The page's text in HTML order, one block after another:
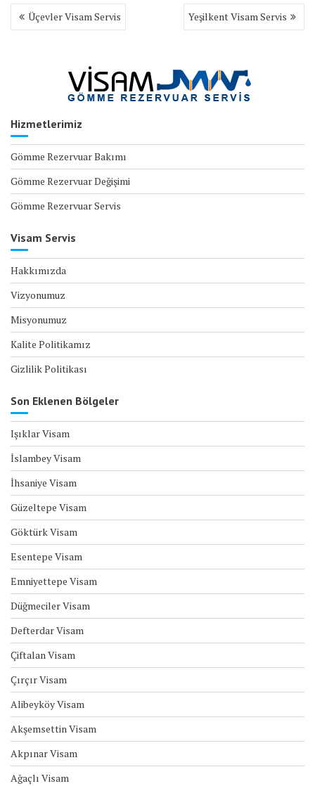
Yazı
gezinmesi
Üçevler Visam Servis Yeşilkent Visam Servis
Hizmetlerimiz
Gömme Rezervuar Bakımı
Gömme Rezervuar Değişimi
Gömme Rezervuar Servis
Visam Servis
Hakkımızda
Vizyonumuz
Misyonumuz
Kalite Politikamız
Gizlilik Politikası
Son Eklenen Bölgeler
Işıklar Visam
İslambey Visam
İhsaniye Visam
Güzeltepe Visam
Göktürk Visam
Esentepe Visam
Emniyettepe Visam
Düğmeciler Visam
Defterdar Visam
Çiftalan Visam
Çırçır Visam
Alibeyköy Visam
Akşemsettin Visam
Akpınar Visam
Ağaçlı Visam